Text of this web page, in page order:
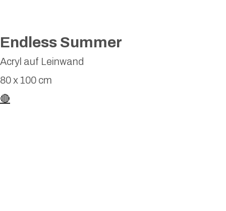
Endless Summer
Acryl auf Leinwand
80 x 100 cm
🔴